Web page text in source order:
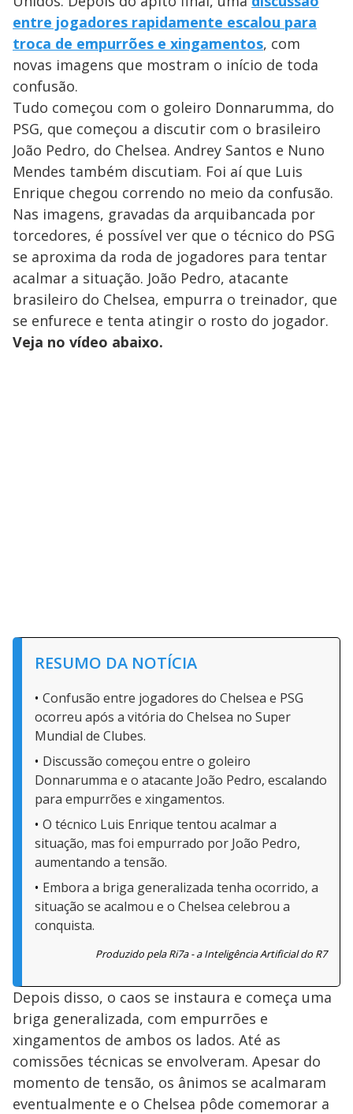
entre jogadores rapidamente escalou para
troca de empurrões e xingamentos, com
novas imagens que mostram o início de toda
confusão.
Tudo começou com o goleiro Donnarumma, do
PSG, que começou a discutir com o brasileiro
João Pedro, do Chelsea. Andrey Santos e Nuno
Mendes também discutiam. Foi aí que Luis
Enrique chegou correndo no meio da confusão.
Nas imagens, gravadas da arquibancada por
torcedores, é possível ver que o técnico do PSG
se aproxima da roda de jogadores para tentar
acalmar a situação. João Pedro, atacante
brasileiro do Chelsea, empurra o treinador, que
se enfurece e tenta atingir o rosto do jogador.
Veja no vídeo abaixo.
RESUMO DA NOTÍCIA
Confusão entre jogadores do Chelsea e PSG
ocorreu após a vitória do Chelsea no Super
Mundial de Clubes.
Discussão começou entre o goleiro
Donnarumma e o atacante João Pedro, escalando
para empurrões e xingamentos.
O técnico Luis Enrique tentou acalmar a
situação, mas foi empurrado por João Pedro,
aumentando a tensão.
Embora a briga generalizada tenha ocorrido, a
situação se acalmou e o Chelsea celebrou a
conquista.
Produzido pela Ri7a - a Inteligência Artificial do R7
Depois disso, o caos se instaura e começa uma
briga generalizada, com empurrões e
xingamentos de ambos os lados. Até as
comissões técnicas se envolveram. Apesar do
momento de tensão, os ânimos se acalmaram
eventualmente e o Chelsea pôde comemorar a